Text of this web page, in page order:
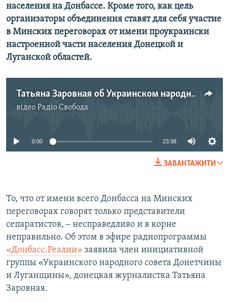
населения на Донбассе. Кроме того, как цель
организаторы объединения ставят для себя участие
в Минских переговорах от имени проукраински
настроенной части населения Донецкой и
Луганской областей.
Татьяна Заровная об Украинском народном совете Донетчины и Луганщины
відеоРадіо Свобода
No media source currently available
0:00 23:38
ЗАВАНТАЖИТИ
То, что от имени всего Донбасса на Минских
переговорах говорят только представители
сепаратистов, ‒ несправедливо и в корне
неправильно. Об этом в эфире радиопрограммы
«Донбасс.Реалии» заявила член инициативной
группы «Украинского народного совета Донетчины
и Луганщины», донецкая журналистка Татьяна
Заровная.